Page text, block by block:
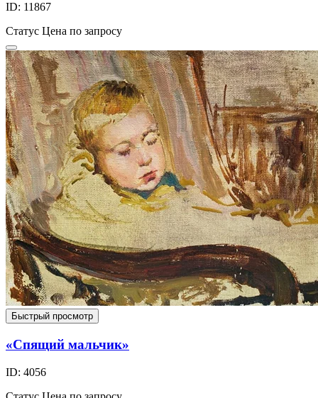
ID: 11867
Статус Цена по запросу
Быстрый просмотр
«Спящий мальчик»
ID: 4056